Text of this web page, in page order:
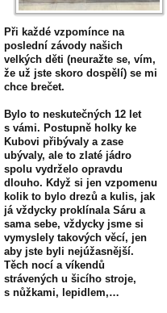
Při každé vzpomínce na
poslední závody našich
velkých děti (neuražte se, vím,
že už jste skoro dospělí) se mi
chce brečet.
Bylo to neskutečných 12 let
s vámi. Postupně holky ke
Kubovi přibývaly a zase
ubývaly, ale to zlaté jádro
spolu vydrželo opravdu
dlouho. Když si jen vzpomenu
kolik to bylo drezů a kulis, jak
já vždycky proklínala Sáru a
sama sebe, vždycky jsme si
vymyslely takových věcí, jen
aby jste byli nejúžasnější.
Těch nocí a víkendů
strávených u šicího stroje,
s nůžkami, lepidlem,…